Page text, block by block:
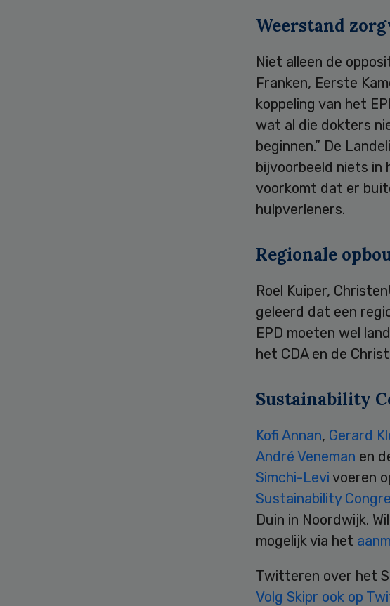
Weerstand
Niet alleen de
Franken, Eerste
koppeling van het
wat al die dokters
beginnen.” De
bijvoorbeeld niets
voorkomt dat er
hulpverleners.
Regionale
Roel Kuiper,
geleerd dat een
EPD moeten wel
het CDA en de
Sustainability
Kofi Annan, Gerard
André Veneman en
Simchi-Levi voeren
Sustainability
Duin in Noordwijk.
mogelijk via het
Twitteren over het
Volg Skipr ook op